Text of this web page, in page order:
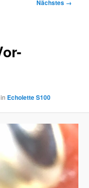
Nächstes →
in Echolette S100